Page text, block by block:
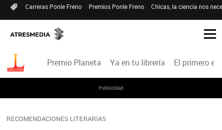
Carreras Ponle Freno Premios Ponle Freno Chicas, la ciencia nos
Premio Planeta Ya en tu librería El primero en
Publicidad
RECOMENDACIONES LITERARIAS